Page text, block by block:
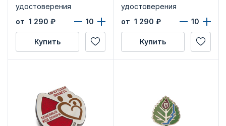
удостоверения
от 1 290 ₽
Купить
удостоверения
от 1 290 ₽
Купить